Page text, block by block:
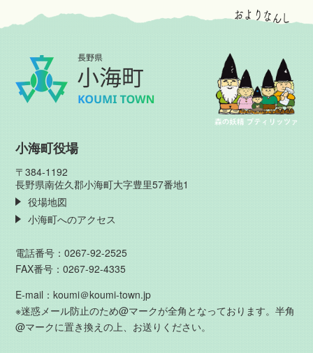
小海町役場
〒384-1192
長野県南佐久郡小海町大字豊里57番地1
役場地図
小海町へのアクセス
電話番号：0267-92-2525
FAX番号：0267-92-4335
E-mail：koumi＠koumi-town.jp
※迷惑メール防止のため@マークが全角となっております。半角
@マークに置き換えの上、お送りください。